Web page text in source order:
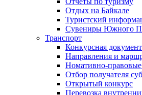
Отдых на Байкале
Туристский
Сувениры Южного
Транспорт
Конкурсная
Направления и
Номативно-
Отбор получателя
Открытый конкурс
Перевозка